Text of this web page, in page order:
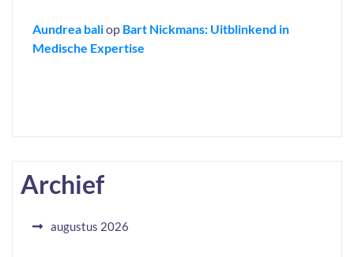
Aundrea baliop Bart Nickmans: Uitblinkend in
Medische Expertise
Archief
augustus 2026